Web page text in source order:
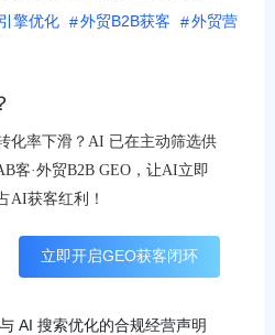
擎优化 外贸B2B获客
外贸营
化率下滑？AI 已在主动筛选供
客·外贸B2B GEO，让AI立即
AI获客红利！
立即开启GEO获客闭环
AI 搜索优化的合规经营声明